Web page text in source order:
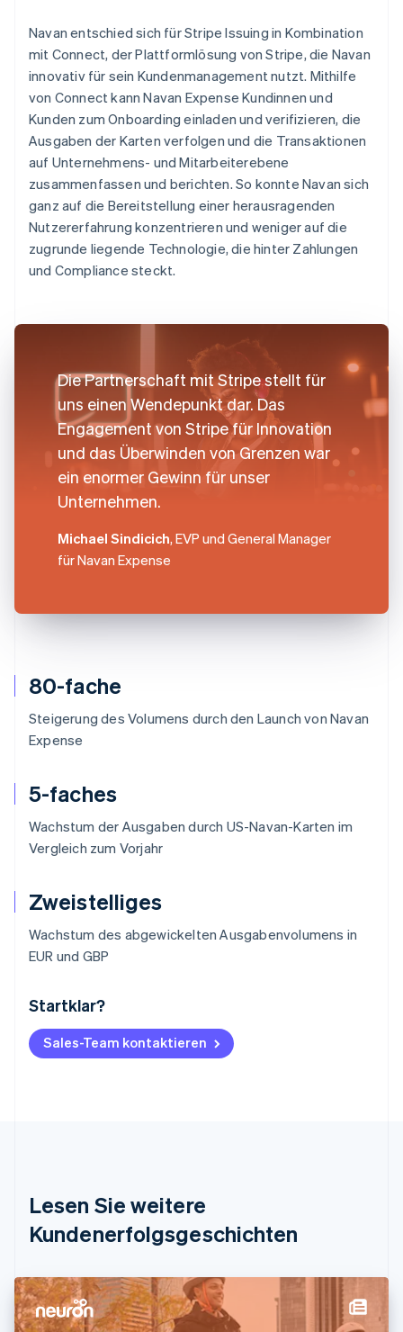
80-fache
Steigerung des Volumens durch den Launch von Navan
Expense
5-faches
Wachstum der Ausgaben durch US-Navan-Karten im
Vergleich zum Vorjahr
Zweistelliges
Wachstum des abgewickelten Ausgabenvolumens in
EUR und GBP
Startklar?
Sales-Team kontaktieren
Navan entschied sich für Stripe Issuing in Kombination
mit Connect, der Plattformlösung von Stripe, die Navan
innovativ für sein Kundenmanagement nutzt. Mithilfe
von Connect kann Navan Expense Kundinnen und
Kunden zum Onboarding einladen und verifizieren, die
Ausgaben der Karten verfolgen und die Transaktionen
auf Unternehmens- und Mitarbeiterebene
zusammenfassen und berichten. So konnte Navan sich
ganz auf die Bereitstellung einer herausragenden
Nutzererfahrung konzentrieren und weniger auf die
zugrunde liegende Technologie, die hinter Zahlungen
und Compliance steckt.
Die Partnerschaft mit Stripe stellt für
uns einen Wendepunkt dar. Das
Engagement von Stripe für Innovation
und das Überwinden von Grenzen war
ein enormer Gewinn für unser
Unternehmen.
Michael Sindicich, EVP und General Manager
für Navan Expense
Lesen Sie weitere
Kundenerfolgsgeschichten
Australien
Belgien
NederlandsFrançaisDeutschEnglish
DeutschEnglish
English
简体中文English
Finnland
EnglishSvenska